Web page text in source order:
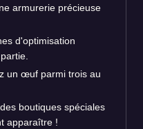
armurerie précieuse
d'optimisation
un œuf parmi trois au
boutiques spéciales
apparaître !